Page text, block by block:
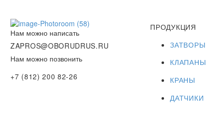
Нам можно написать
ZAPROS@OBORUDRUS.RU
Нам можно позвонить
+7 (812) 200 82-26
ПРОДУКЦИЯ
ЗАТВОРЫ
КЛАПАНЫ
КРАНЫ
ДАТЧИКИ